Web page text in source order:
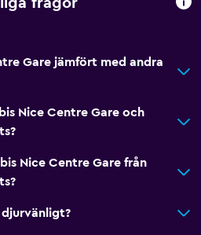
frågor
Gare jämfört med andra
Nice Centre Gare och
Nice Centre Gare från
djurvänligt?